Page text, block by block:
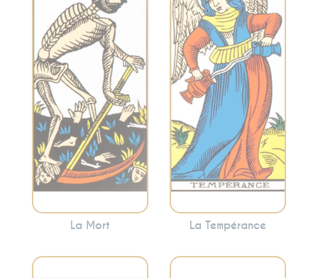
Incarne la
transformation, la
fin des cycles et le
renouveau. Cette
carte annonce
souvent des
changements
significatifs, mais
nécessaires.
La Mort
l’harmonie et la
modération. La
Tempérance
encourage à
trouver le juste
milieu et à
harmoniser les
différentes
facettes de votre
vie.
La Tempérance